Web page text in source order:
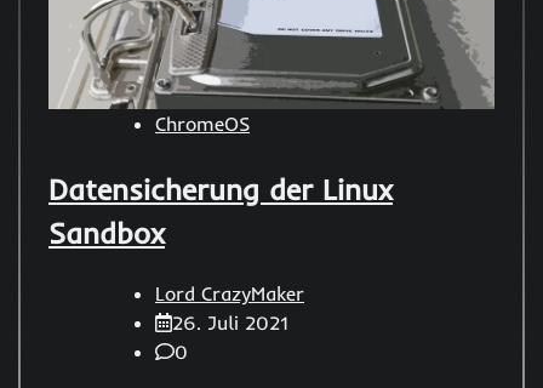
ChromeOS
Datensicherung der Linux
Sandbox
Lord CrazyMaker
26. Juli 2021
0